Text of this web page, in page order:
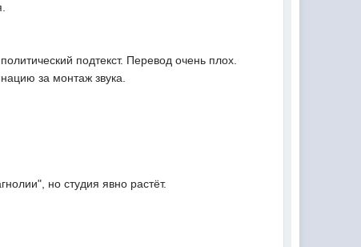
подтекст. Перевод очень плох.
за монтаж звука.
но студия явно растёт.